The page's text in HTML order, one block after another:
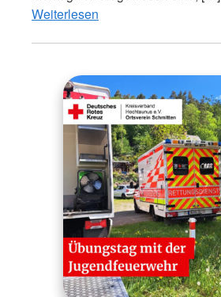
Weiterlesen